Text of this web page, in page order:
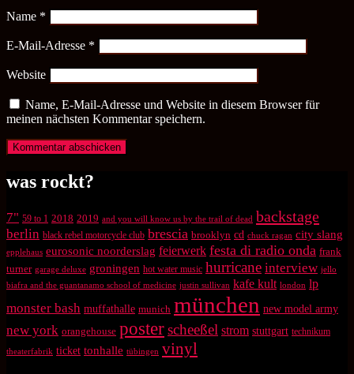
Name *
E-Mail-Adresse *
Website
Name, E-Mail-Adresse und Website in diesem Browser für
meinen nächsten Kommentar speichern.
was rockt?
7" 59 to 1 2018 2019 and you will know us by the trail of dead backstage
berlin black rebel motorcycle club brescia brooklyn cd chuck ragan city slang
epplehaus eurosonic noorderslag feierwerk festa di radio onda frank
turner garage deluxe groningen hot water music hurricane interview jello
biafra and the guantanamo school of medicine justin sullivan kafe kult london lp
monster bash muffathalle munich münchen new model army
new york orangehouse posterscheeßel strom stuttgart technikum
theaterfabrik ticket tonhalle tübingen vinyl